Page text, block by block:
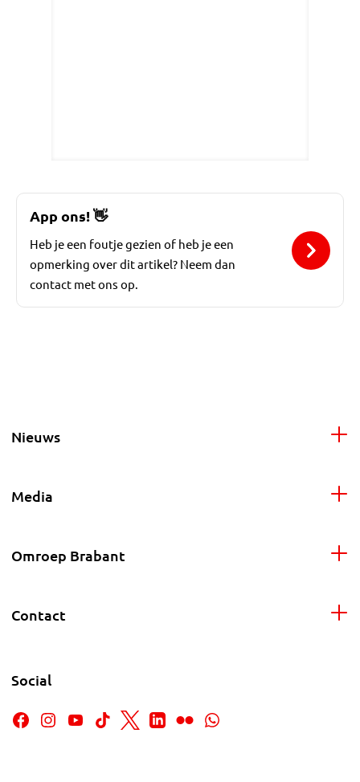
App ons!👋
Heb je een foutje gezien of heb je een
opmerking over dit artikel? Neem dan
contact met ons op.
Nieuws
Media
Omroep Brabant
Contact
Social